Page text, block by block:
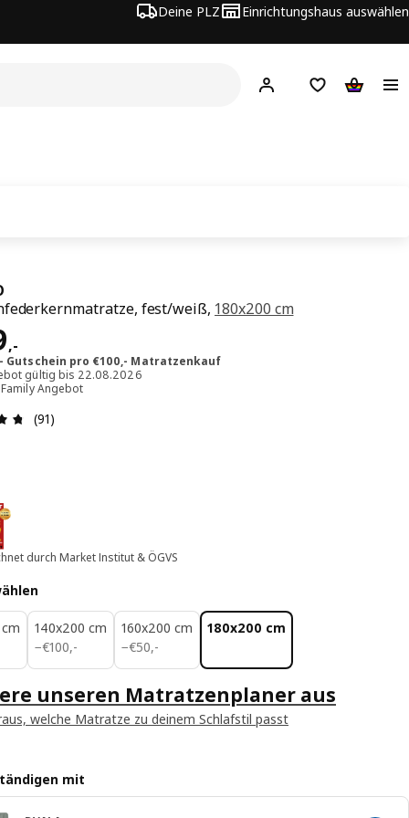
Deine PLZ Einrichtungshaus auswählen
Hej! Jetzt anmelden.
Einkaufsliste
fest/weiß, 180x200 cm
,-€ 499,-
Gutschein pro €100,- Matratzenkauf
gültig bis 22.08.2026
Family Angebot
Produktbewertung: 4.7 von 5 Sterne Alle Bewertungen:
(91)
durch Market Institut & ÖGVS
140x200 cm
−€100,-
€ 100,-
160x200 cm
−€50,-
€ 50,-
180x200 cm
unseren Matratzenplaner aus
welche Matratze zu deinem Schlafstil passt
mit